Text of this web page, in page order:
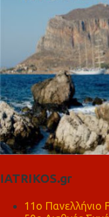
IATRIKOS.gr
11ο Πανελλήνιο